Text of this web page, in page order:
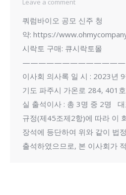
Leave a comment
쿼럼바이오 공모 신주 청
약: https://
시락토 구매: 큐시락토몰
이사회 의사록 일 시 : 2023년
기도 파주시 가온로 284, 401
실 출석이사 : 총 3명 중 2명
규정(제45조제2항)에 따라 이
장석에 등단하여 위와 같이 법
출석하였으므로, 본 이사회가